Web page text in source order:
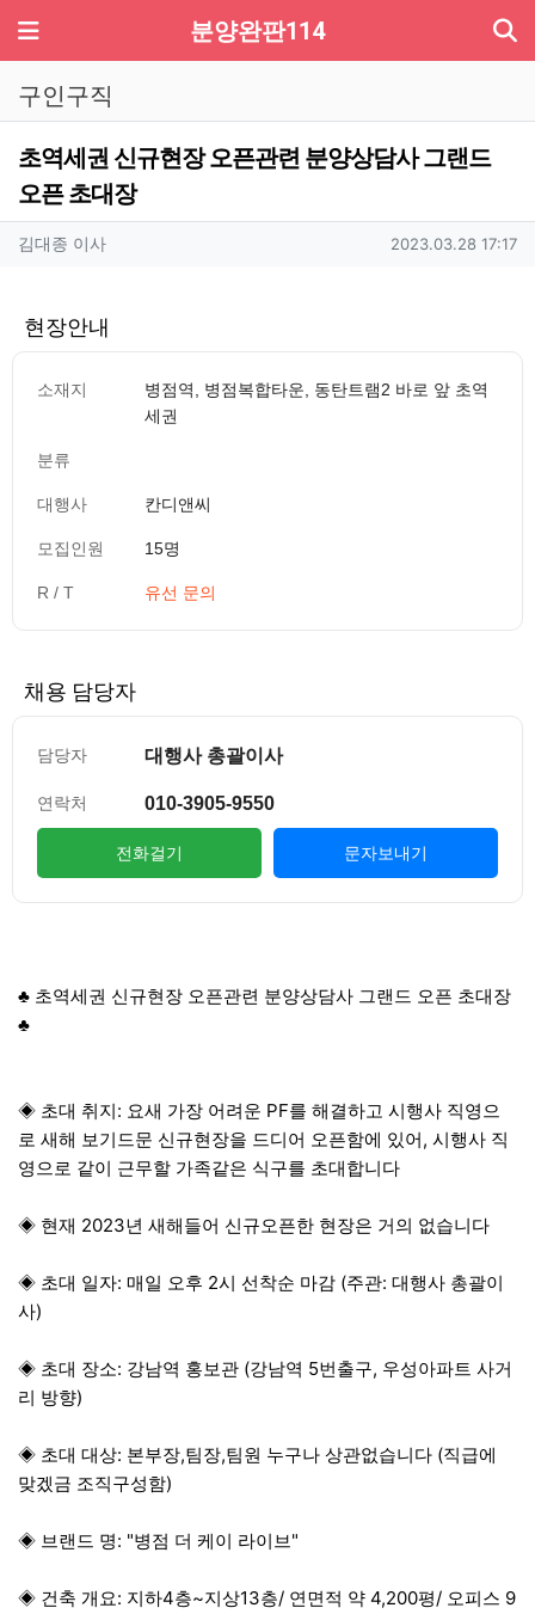
메뉴 분양완판114
구인구직
초역세권 신규현장 오픈관련 분양상담사 그랜드
오픈 초대장
작성자 정보
김대종 이사작성 작성일
2023.03.28 17:17
현장안내
소재지
병점역, 병점복합타운, 동탄트램2 바로 앞 초역
세권
분류
대행사 칸디앤씨
모집인원 15명
R / T 유선 문의
채용 담당자
담당자 대행사 총괄이사
연락처 010-3905-9550
전화걸기 문자보내기
본문
♣ 초역세권 신규현장 오픈관련 분양상담사 그랜드 오픈 초대장
♣
◈ 초대 취지: 요새 가장 어려운 PF를 해결하고 시행사 직영으
로 새해 보기드문 신규현장을 드디어 오픈함에 있어, 시행사 직
영으로 같이 근무할 가족같은 식구를 초대합니다
◈ 현재 2023년 새해들어 신규오픈한 현장은 거의 없습니다
◈ 초대 일자: 매일 오후 2시 선착순 마감 (주관: 대행사 총괄이
사)
◈ 초대 장소: 강남역 홍보관 (강남역 5번출구, 우성아파트 사거
리 방향)
◈ 초대 대상: 본부장,팀장,팀원 누구나 상관없습니다 (직급에
맞겠금 조직구성함)
◈ 브랜드 명: "병점 더 케이 라이브"
◈ 건축 개요: 지하4층~지상13층/ 연면적 약 4,200평/ 오피스 9